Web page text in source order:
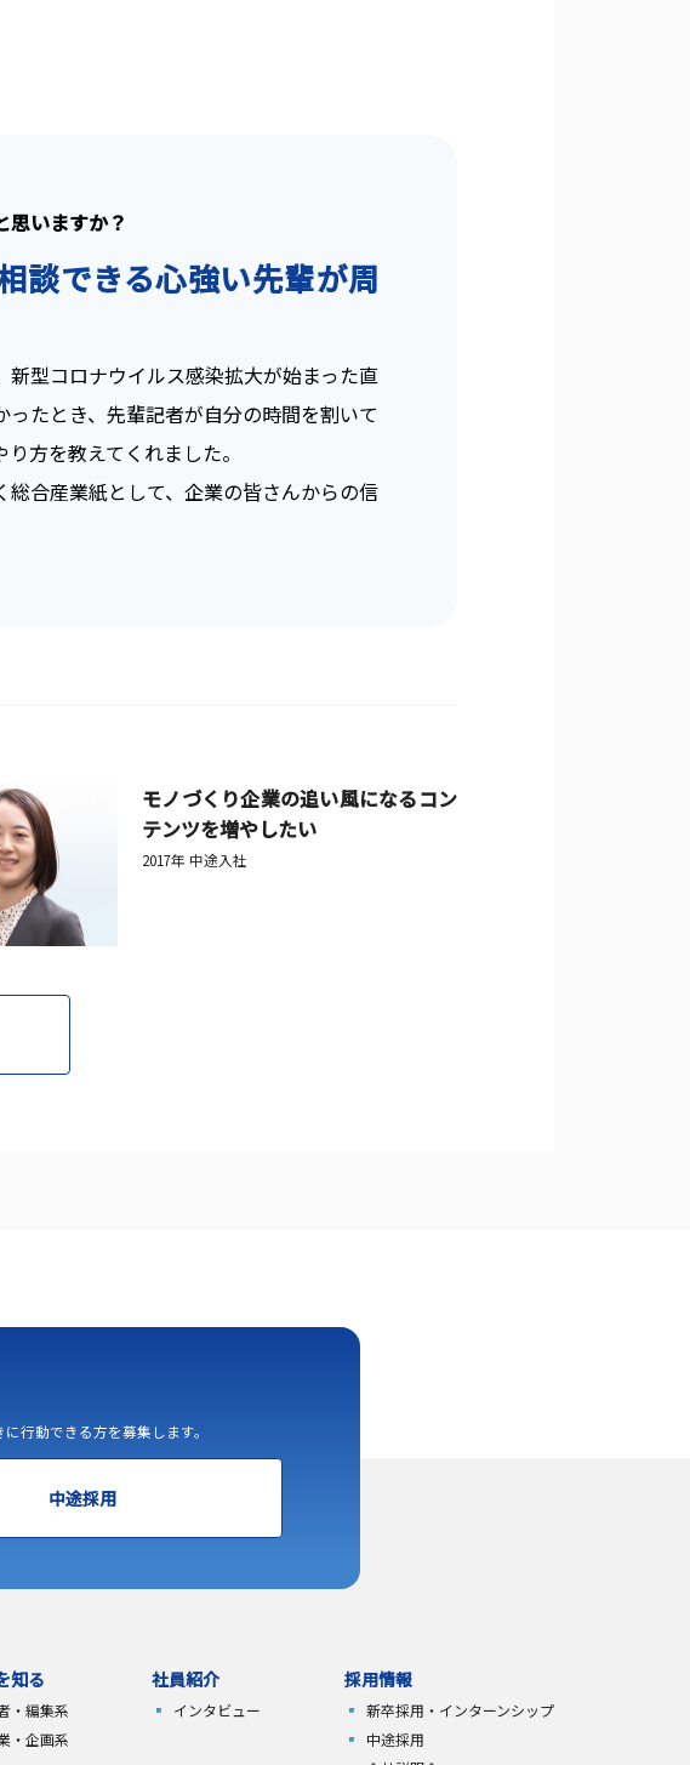
思いますか？
談できる心強い先輩が周
型コロナウイルス感染拡大が始まった直
たとき、先輩記者が自分の時間を割いて
方を教えてくれました。
合産業紙として、企業の皆さんからの信
モノづくり企業の追い風になるコン
テンツを増やしたい
2017年 中途入社
行動できる方を募集します。
中途採用
知る
・編集系
・企画系
社員紹介
インタビュー
採用情報
新卒採用・ インターンシップ
中途採用